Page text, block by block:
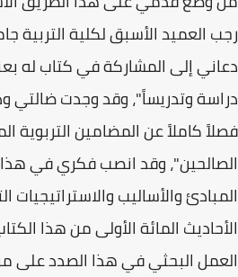
رجب العميد الأسبق لكلية التربية
دعاني إلى المشاركة في كتاب له
دراسة وتدريساً"، وقد وجدت ضالتي
فصلاً كاملاً عن المضامين
الصالحين"، وقد انصب فكري في
المبادئ والأساليب
الأحاديث المائة الأولى من هذا
العمل البحثي في هذا الصدد على